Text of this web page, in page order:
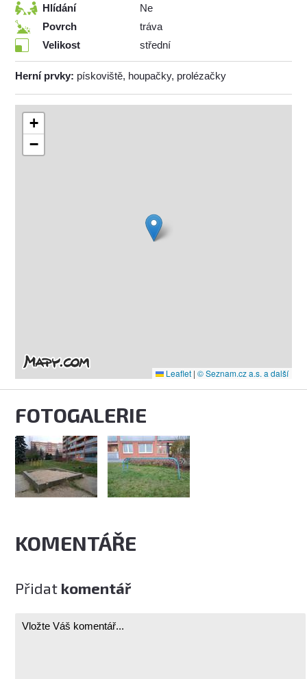
Hlídání
Ne
Povrch
tráva
Velikost
střední
Herní prvky: pískoviště, houpačky, prolézačky
+
−
Leaflet | © Seznam.cz a.s. a další
FOTOGALERIE
KOMENTÁŘE
Přidat komentář